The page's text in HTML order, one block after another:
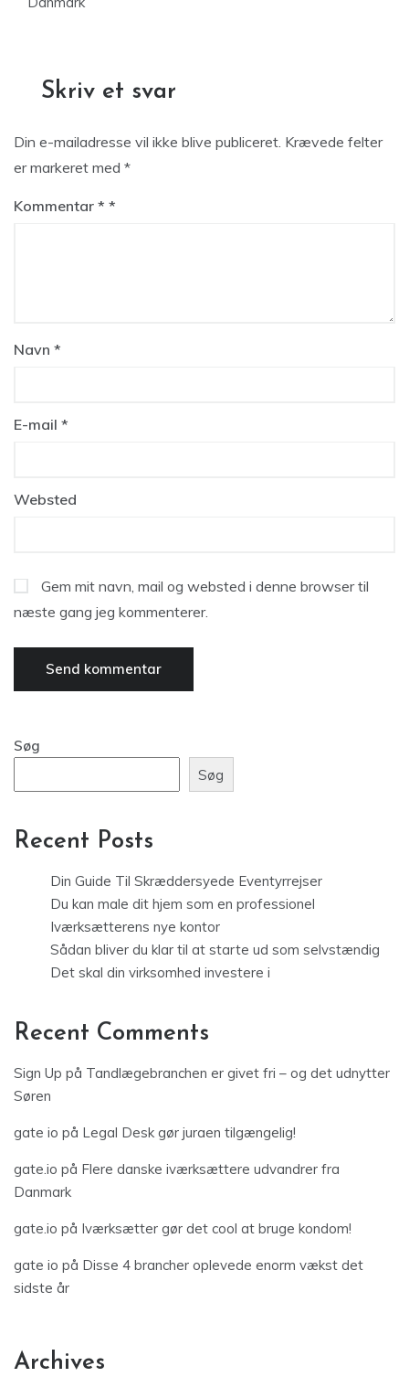
Skriv et svar
Din e-mailadresse vil ikke blive publiceret. Krævede felter
er markeret med *
Kommentar *
Navn *
E-mail *
Websted
Gem mit navn, mail og websted i denne browser til
næste gang jeg kommenterer.
Søg
Søg
Recent Posts
Din Guide Til Skræddersyede Eventyrrejser
Du kan male dit hjem som en professionel
Iværksætterens nye kontor
Sådan bliver du klar til at starte ud som selvstændig
Det skal din virksomhed investere i
Recent Comments
Sign Up på Tandlægebranchen er givet fri – og det udnytter
Søren
gate io på Legal Desk gør juraen tilgængelig!
gate.io på Flere danske iværksættere udvandrer fra
Danmark
gate.io på Iværksætter gør det cool at bruge kondom!
gate io på Disse 4 brancher oplevede enorm vækst det
sidste år
Archives